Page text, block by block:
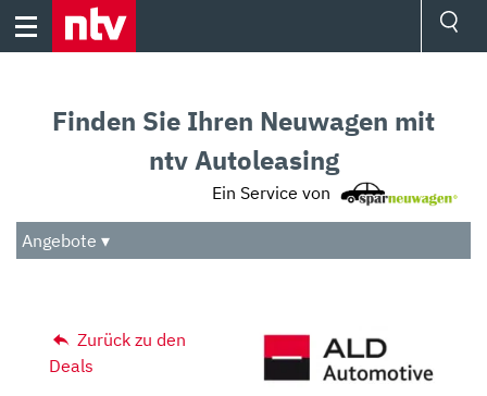
Skip
Audio
Das Beste
Finden Sie Ihren Neuwagen mit
ntv Autoleasing
Ein Service von
Angebote ▾
Zurück zu den
Deals